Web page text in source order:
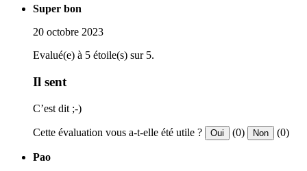
Super bon
20 octobre 2023
Evalué(e) à 5 étoile(s) sur 5.
Il sent
C’est dit ;-)
Cette évaluation vous a-t-elle été utile ? Oui (0) Non (0)
Pao